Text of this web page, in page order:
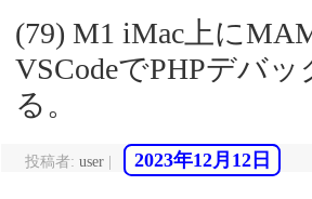
(79) M1 iMac上に
VSCodeでPHPデバ
る。
投稿者: user 2023年12月12日